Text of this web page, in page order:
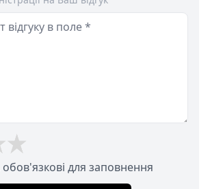
для заповнення